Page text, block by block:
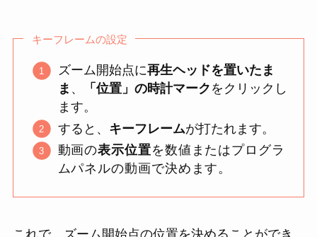
キーフレームの設定
ズーム開始点に再生ヘッドを置いたま
ま 、 「位置」の時計マーク をクリックし
ます。
すると、 キーフレームが打たれます。
動画の表示位置を数値またはプログラ
ムパネルの動画で決めます。